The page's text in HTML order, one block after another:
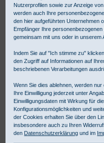
Nutzerprofilen sowie zur Anzeige
werden auch Ihre
den hier aufgeführten Unternehmen
Empfänger Ihre
gemeinsam mit uns oder in unserem
Indem Sie auf "Ich stimme zu"
den Zugriff auf Informationen auf
beschriebenen Verarbeitungen
Wenn Sie dies ablehnen, werden
Ihre Einwilligung jederzeit unter
Einwilligungsdaten mit Wirkung für
Konfigurationsmöglichkeiten und
der Cookies erhalten Sie über den
insbesondere auch zu Ihren
den Datenschutzerklärung und im